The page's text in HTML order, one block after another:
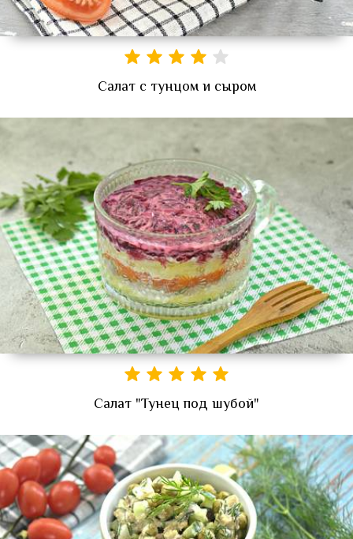
Салат с тунцом и сыром
Салат "Тунец под шубой"